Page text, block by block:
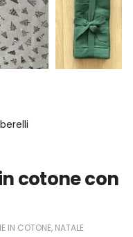
cotone con
IN COTONE, NATALE